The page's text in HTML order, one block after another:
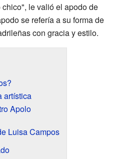
le valió el apodo de
se refería a su forma de
con gracia y estilo.
artística
Apolo
Luisa Campos